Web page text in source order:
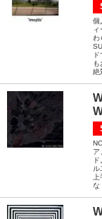
個
わ
絶
ア
ル
上
な